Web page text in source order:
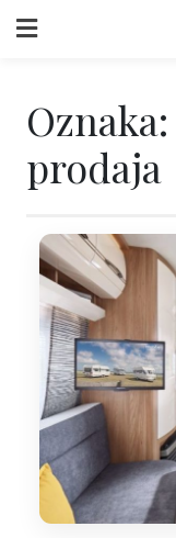
to
Oznaka:
prodaja